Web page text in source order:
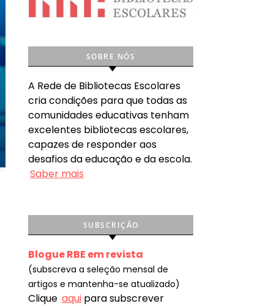
SOBRE NÓS
A Rede de Bibliotecas Escolares
cria condições para que todas as
comunidades educativas tenham
excelentes bibliotecas escolares,
capazes de responder aos
desafios da educação e da escola.
Saber mais
SUBSCRIÇÃO
Blogue RBE em revista
(subscreva a seleção mensal de
artigos e mantenha-se atualizado)
Clique aqui para subscrever